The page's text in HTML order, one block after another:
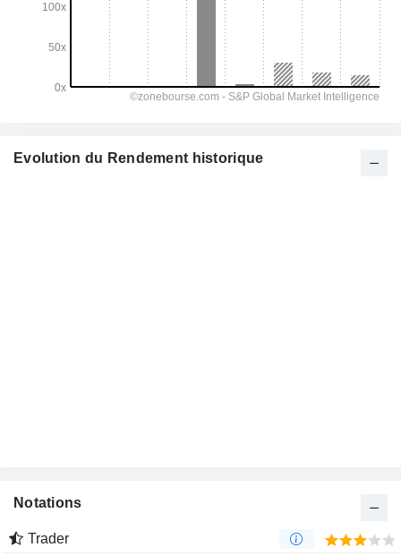
Evolution du Rendement historique
Notations
Trader